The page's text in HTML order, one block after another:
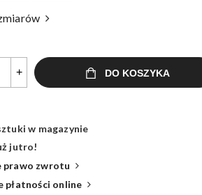
+ DO KOSZYKA
w magazynie
jutro!
prawo zwrotu
płatności online